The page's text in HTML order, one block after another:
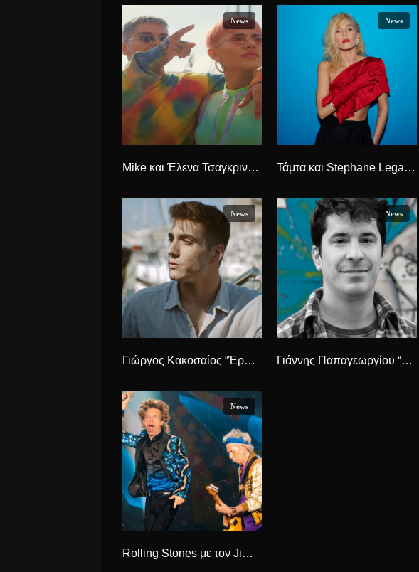
News
Μike και Έλενα Τσαγκρινού “Πάρε Με Αγκαλιά” ένα διαφορετικό ντουέτο.
News
Τάμτα και Stephane Legar “Yala” νέο musicVideo.
News
Γιώργος Κακοσαίος “Έρωτας Μοιάζει” νέο Τραγούδι και VideoClip
News
Γιάννης Παπαγεωργίου “Το Μπάνιο” Νέο Τραγούδι.
News
Rolling Stones με τον Jimmy Page δημιουργούν το νέο τραγούδι “Scarlet”